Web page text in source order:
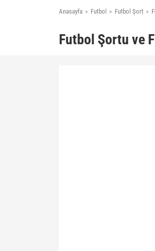
Anasayfa Futbol Futbol Şort
Futbol Şortu ve